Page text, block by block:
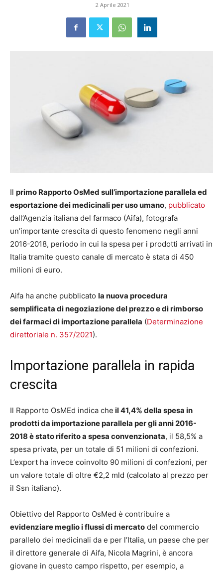
2 Aprile 2021
Il primo Rapporto OsMed sull’importazione parallela ed
esportazione dei medicinali per uso umano, pubblicato
dall’Agenzia italiana del farmaco (Aifa), fotografa
un’importante crescita di questo fenomeno negli anni
2016-2018, periodo in cui la spesa per i prodotti arrivati in
Italia tramite questo canale di mercato è stata di 450
milioni di euro.
Aifa ha anche pubblicato la nuova procedura
semplificata di negoziazione del prezzo e di rimborso
dei farmaci di importazione parallela (Determinazione
direttoriale n. 357/2021).
Importazione parallela in rapida
crescita
Il Rapporto OsMEd indica che il 41,4% della spesa in
prodotti da importazione parallela per gli anni 2016-
2018 è stato riferito a spesa convenzionata, il 58,5% a
spesa privata, per un totale di 51 milioni di confezioni.
L’export ha invece coinvolto 90 milioni di confezioni, per
un valore totale di oltre €2,2 mld (calcolato al prezzo per
il Ssn italiano).
Obiettivo del Rapporto OsMed è contribuire a
evidenziare meglio i flussi di mercato del commercio
parallelo dei medicinali da e per l’Italia, un paese che per
il direttore generale di Aifa, Nicola Magrini, è ancora
giovane in questo campo rispetto, per esempio, a